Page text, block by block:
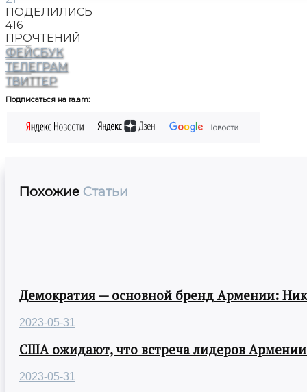
ПОДЕЛИЛИСЬ
416
ПРОЧТЕНИЙ
ФЕЙСБУК
ТЕЛЕГРАМ
ТВИТТЕР
Подписаться на ra.am:
Похожие Статьи
Демократия — основной бренд Армении:
2023-05-31
США ожидают, что встреча лидеров
2023-05-31